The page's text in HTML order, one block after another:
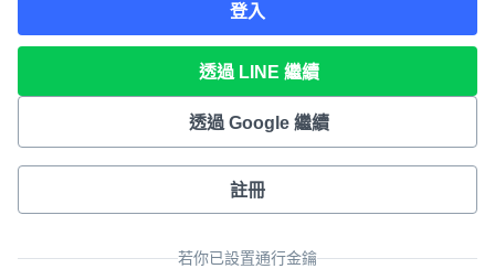
登入
透過 LINE 繼續
透過 Google 繼續
註冊
若你已設置通行金鑰